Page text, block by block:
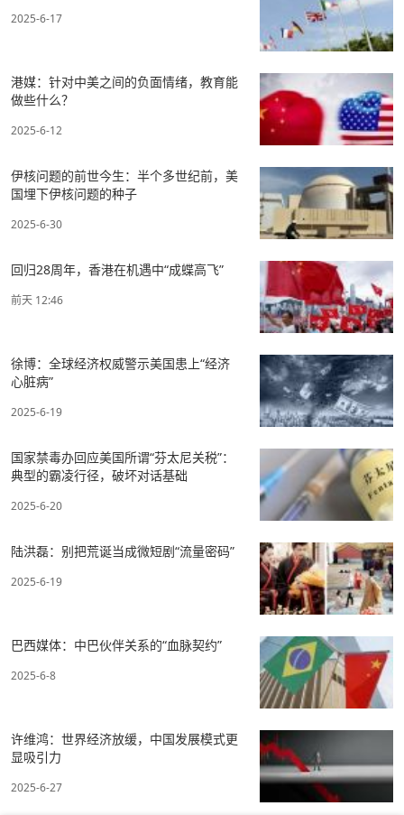
2025-6-17
港媒：针对中美之间的负面情绪，教育能
做些什么？
2025-6-12
伊核问题的前世今生：半个多世纪前，美
国埋下伊核问题的种子
2025-6-30
回归28周年，香港在机遇中“成蝶高飞”
前天 12:46
徐博：全球经济权威警示美国患上“经济
心脏病”
2025-6-19
国家禁毒办回应美国所谓“芬太尼关税”：
典型的霸凌行径，破坏对话基础
2025-6-20
陆洪磊：别把荒诞当成微短剧“流量密码”
2025-6-19
巴西媒体：中巴伙伴关系的“血脉契约”
2025-6-8
许维鸿：世界经济放缓，中国发展模式更
显吸引力
2025-6-27